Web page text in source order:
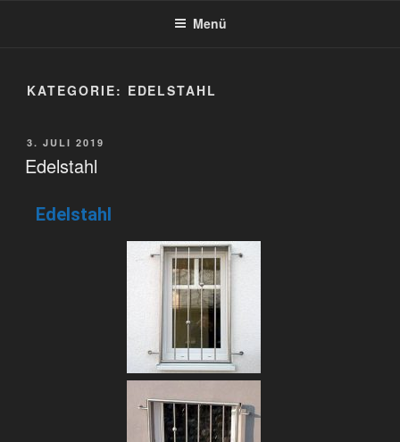
Menü
KATEGORIE: EDELSTAHL
3. JULI 2019
Edelstahl
Edelstahl